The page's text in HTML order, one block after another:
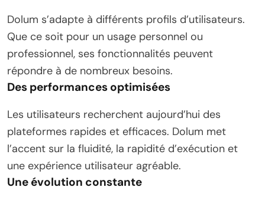
Dolum s’adapte à différents profils d’utilisateurs.
Que ce soit pour un usage personnel ou
professionnel, ses fonctionnalités peuvent
répondre à de nombreux besoins.
Des performances optimisées
Les utilisateurs recherchent aujourd’hui des
plateformes rapides et efficaces. Dolum met
l’accent sur la fluidité, la rapidité d’exécution et
une expérience utilisateur agréable.
Une évolution constante